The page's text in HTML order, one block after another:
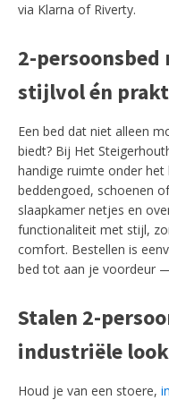
via Klarna of Riverty.
2-
stijlvol én
Een bed dat niet alleen
biedt? Bij Het
handige ruimte onder
beddengoed, schoenen
slaapkamer netjes en
functionaliteit met stijl,
comfort. Bestellen is
bed tot aan je voordeur
Stalen 2-
industriële look
Houd je van een stoere,